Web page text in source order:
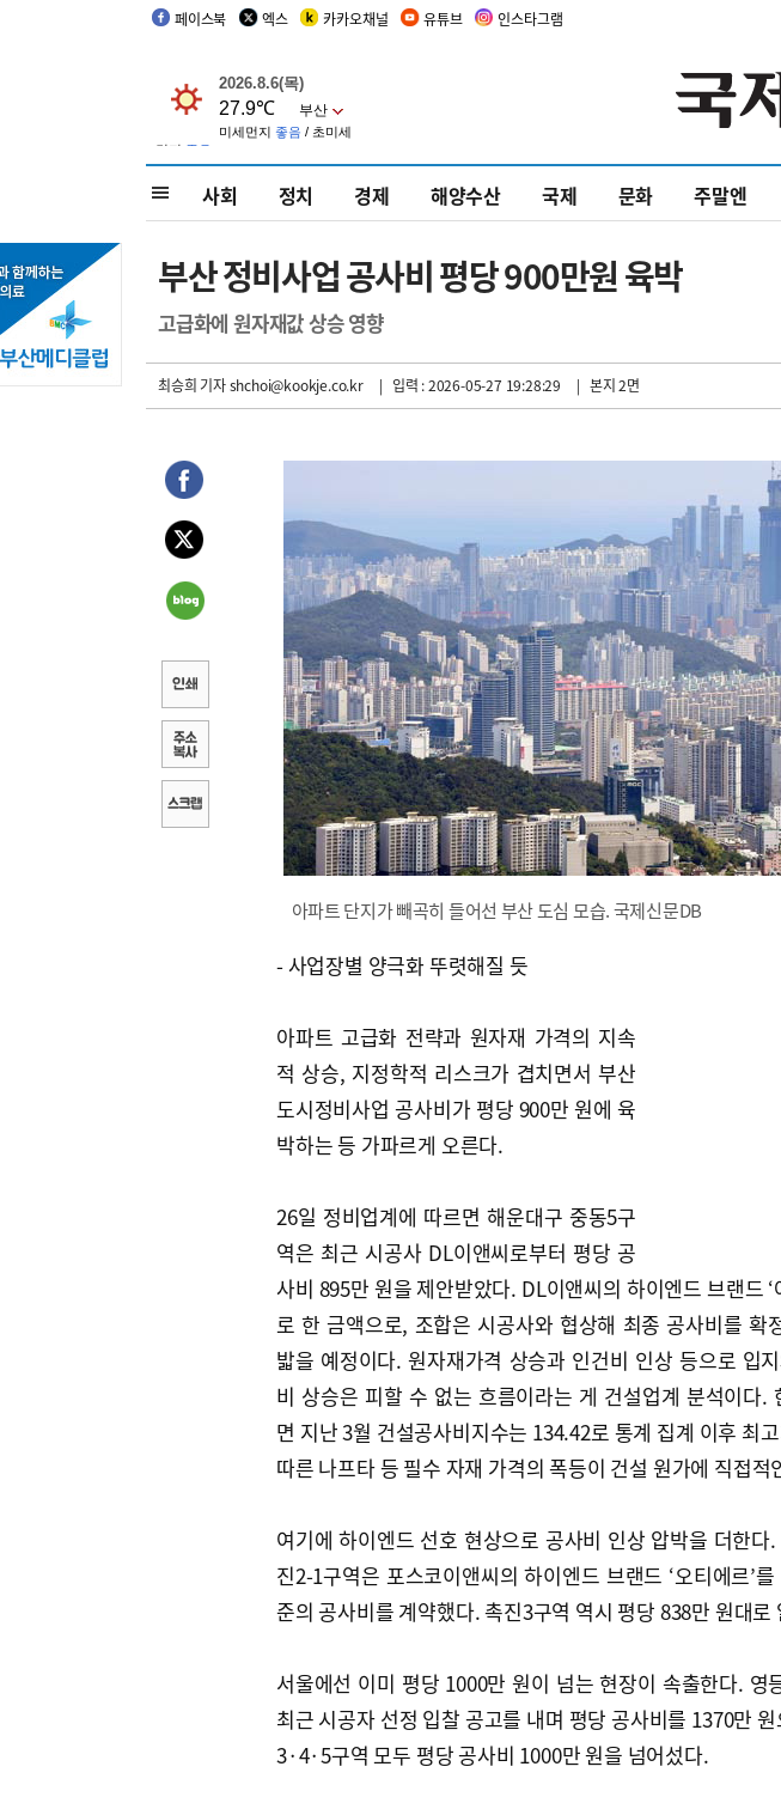
페이스북 엑스 카카오채널 유튜브 인스타그램
사회 정치 경제 해양수산 국제 문화 주말엔
부산 정비사업 공사비 평당 900만원 육박
고급화에 원자재값 상승 영향
최승희 기자shchoi@kookje.co.kr | 입력 : 2026-05-27 19:28:29 | 본지 2면
아파트 단지가 빼곡히 들어선 부산 도심 모습. 국제신문DB
- 사업장별 양극화 뚜렷해질 듯
아파트 고급화 전략과 원자재 가격의 지속
적 상승, 지정학적 리스크가 겹치면서 부산
도시정비사업 공사비가 평당 900만 원에 육
박하는 등 가파르게 오른다.
26일 정비업계에 따르면 해운대구 중동5구
역은 최근 시공사 DL이앤씨로부터 평당 공
사비 895만 원을 제안받았다. DL이앤씨의 하이엔드 브랜드
로 한 금액으로, 조합은 시공사와 협상해 최종 공사비를 확
밟을 예정이다. 원자재가격 상승과 인건비 인상 등으로 입
비 상승은 피할 수 없는 흐름이라는 게 건설업계 분석이다.
면 지난 3월 건설공사비지수는 134.42로 통계 집계 이후 최
따른 나프타 등 필수 자재 가격의 폭등이 건설 원가에 직접적
여기에 하이엔드 선호 현상으로 공사비 인상 압박을 더한
진2-1구역은 포스코이앤씨의 하이엔드 브랜드 ‘오티에르’
준의 공사비를 계약했다. 촉진3구역 역시 평당 838만 원대로
서울에선 이미 평당 1000만 원이 넘는 현장이 속출한다. 영
최근 시공자 선정 입찰 공고를 내며 평당 공사비를 1370만
3·4·5구역 모두 평당 공사비 1000만 원을 넘어섰다.